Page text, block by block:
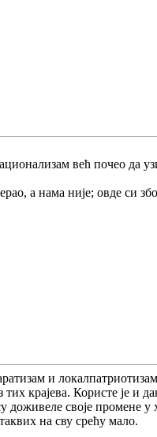
већ почео да
а нама није; овде си
и
крајева. Користе је и
своје промене
на сву срећу мало.